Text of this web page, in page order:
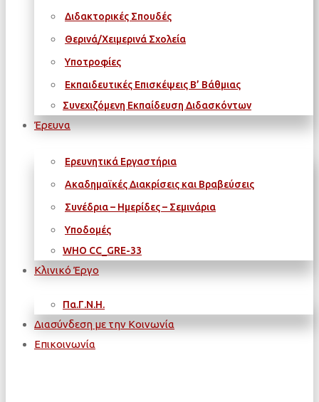
Διδακτορικές Σπουδές
Θερινά/Χειμερινά Σχολεία
Υποτροφίες
Εκπαιδευτικές Επισκέψεις Β’ Βάθμιας
Συνεχιζόμενη Εκπαίδευση Διδασκόντων
Έρευνα
Ερευνητικά Εργαστήρια
Ακαδημαϊκές Διακρίσεις και Βραβεύσεις
Συνέδρια – Ημερίδες – Σεμινάρια
Υποδομές
WΗΟ CC_GRE-33
Κλινικό Έργο
Πα.Γ.Ν.Η.
Διασύνδεση με την Κοινωνία
Επικοινωνία